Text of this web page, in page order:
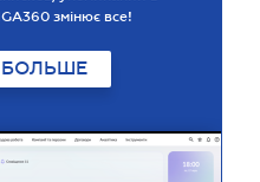
змінює все!
БОЛЬШЕ